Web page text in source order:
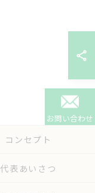
お問い合わせ
コンセプト
代表あいさつ